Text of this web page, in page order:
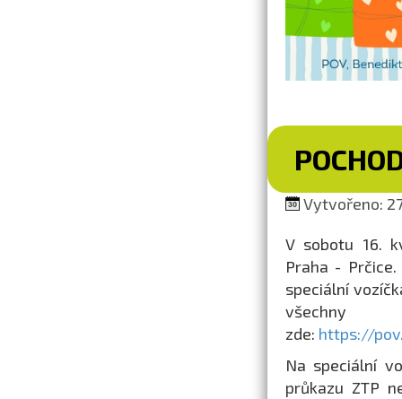
Vytvořeno:
V sobotu 16.
Praha -
speciální
zde: https://
Na speciální
průkazu ZTP